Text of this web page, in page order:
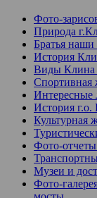
Фото-
Природа
Братья
История
Виды Клина
Спортивная
История
Культурная
Фото-
Музеи и
Фото-